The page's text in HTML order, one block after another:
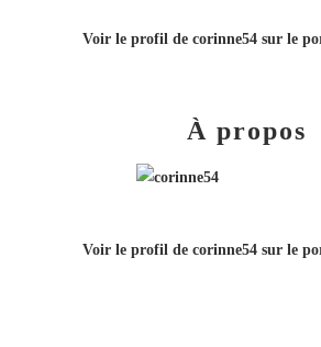
Voir le profil de corinne54sur le
À propos
Voir le profil de corinne54sur le